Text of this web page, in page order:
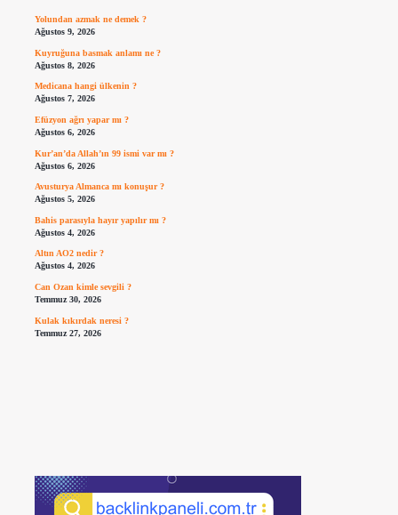
Yolundan azmak ne demek ?
Ağustos 9, 2026
Kuyruğuna basmak anlamı ne ?
Ağustos 8, 2026
Medicana hangi ülkenin ?
Ağustos 7, 2026
Efüzyon ağrı yapar mı ?
Ağustos 6, 2026
Kur’an’da Allah’ın 99 ismi var mı ?
Ağustos 6, 2026
Avusturya Almanca mı konuşur ?
Ağustos 5, 2026
Bahis parasıyla hayır yapılır mı ?
Ağustos 4, 2026
Altın AO2 nedir ?
Ağustos 4, 2026
Can Ozan kimle sevgili ?
Temmuz 30, 2026
Kulak kıkırdak neresi ?
Temmuz 27, 2026